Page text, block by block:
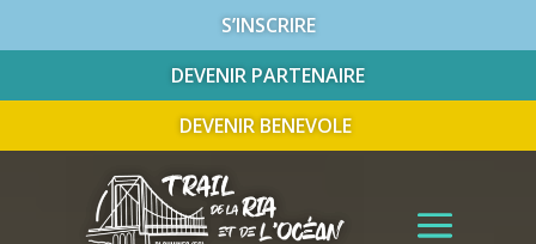
S’INSCRIRE
DEVENIR PARTENAIRE
DEVENIR BENEVOLE